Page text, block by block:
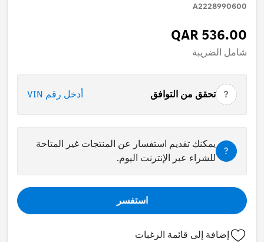
A2228990600
QAR 536.00
شامل الضريبة
? تحقق من التوافق أدخل رقم VIN
?
يمكنك تقديم استفسار عن المنتجات غير المتاحة
للشراء عبر الإنترنت اليوم.
استفسر
إضافة إلى قائمة الرغبات